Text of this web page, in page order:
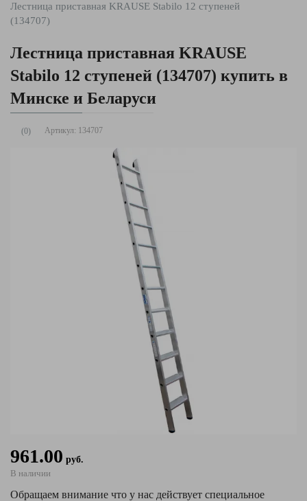
Лестница приставная KRAUSE Stabilo 12 ступеней
(134707)
Лестница приставная KRAUSE
Stabilo 12 ступеней (134707) купить в
Минске и Беларуси
(0) Артикул: 134707
961.00 руб.
В наличии
Обращаем внимание что у нас действует специальное